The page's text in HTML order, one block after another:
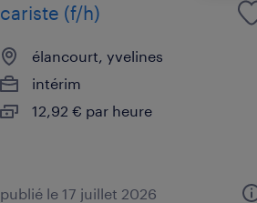
cariste (f/h)
élancourt, yvelines
intérim
12,92 € par heure
publié le 17 juillet 2026